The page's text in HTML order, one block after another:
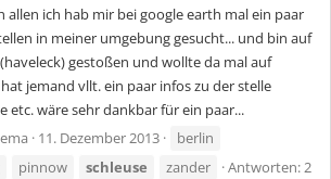
allen ich hab mir bei google earth mal ein paar
in meiner umgebung gesucht... und bin auf
gestoßen und wollte da mal auf
jemand vllt. ein paar infos zu der stelle
etc. wäre sehr dankbar für ein paar...
11. Dezember 2013
berlin
pinnow schleuse zander
Antworten: 2